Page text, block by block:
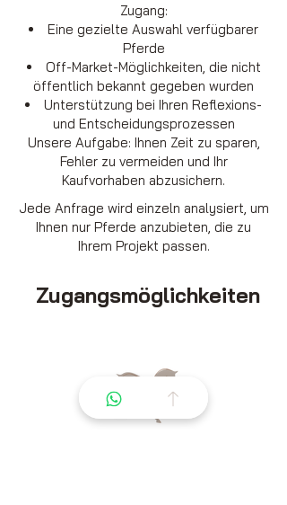
Zugang:
Eine gezielte Auswahl verfügbarer
Pferde
Off-Market-Möglichkeiten, die nicht
öffentlich bekannt gegeben wurden
Unterstützung bei Ihren Reflexions-
und Entscheidungsprozessen
Unsere Aufgabe: Ihnen Zeit zu sparen,
Fehler zu vermeiden und Ihr
Kaufvorhaben abzusichern.
Jede Anfrage wird einzeln analysiert, um
Ihnen nur Pferde anzubieten, die zu
Ihrem Projekt passen.
Zugangsmöglichkeiten